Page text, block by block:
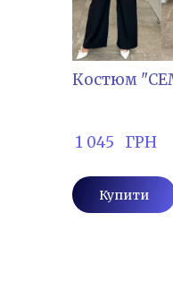
Костюм
1 045   ГРН
Купити